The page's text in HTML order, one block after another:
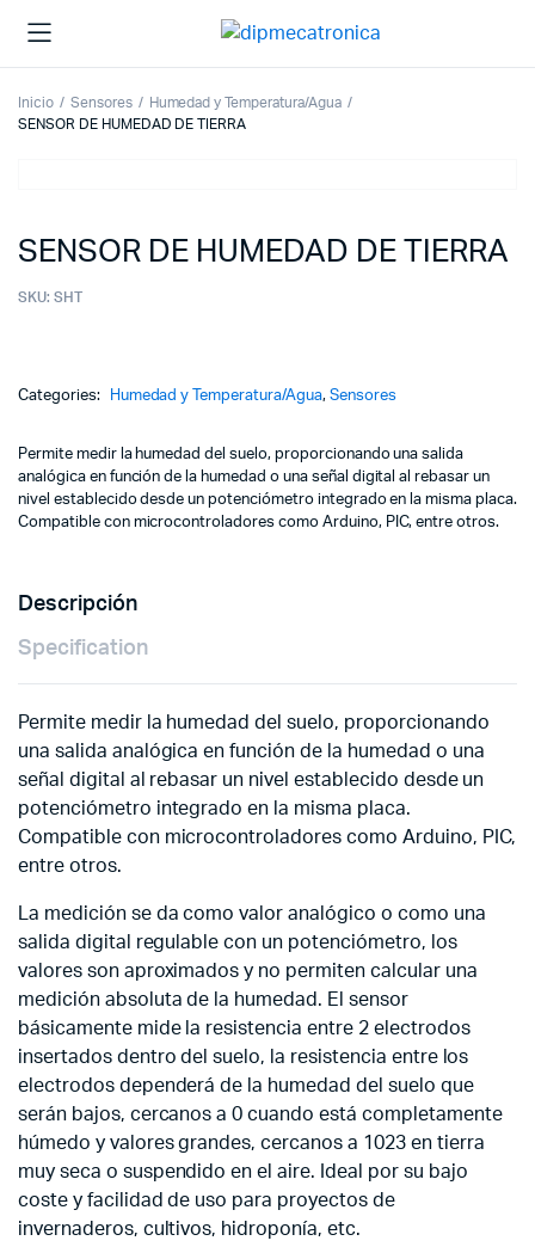
Inicio Sensores
Humedad y Temperatura/Agua
SENSOR DE HUMEDAD DE TIERRA
SENSOR DE HUMEDAD DE TIERRA
SKU: SHT
Categories: Humedad y Temperatura/Agua, Sensores
Permite medir la humedad del suelo, proporcionando una salida
analógica en función de la humedad o una señal digital al rebasar un
nivel establecido desde un potenciómetro integrado en la misma placa.
Compatible con microcontroladores como Arduino, PIC, entre otros.
Descripción
Specification
Permite medir la humedad del suelo, proporcionando
una salida analógica en función de la humedad o una
señal digital al rebasar un nivel establecido desde un
potenciómetro integrado en la misma placa.
Compatible con microcontroladores como Arduino, PIC,
entre otros.
La medición se da como valor analógico o como una
salida digital regulable con un potenciómetro, los
valores son aproximados y no permiten calcular una
medición absoluta de la humedad. El sensor
básicamente mide la resistencia entre 2 electrodos
insertados dentro del suelo, la resistencia entre los
electrodos dependerá de la humedad del suelo que
serán bajos, cercanos a 0 cuando está completamente
húmedo y valores grandes, cercanos a 1023 en tierra
muy seca o suspendido en el aire. Ideal por su bajo
coste y facilidad de uso para proyectos de
invernaderos, cultivos, hidroponía, etc.